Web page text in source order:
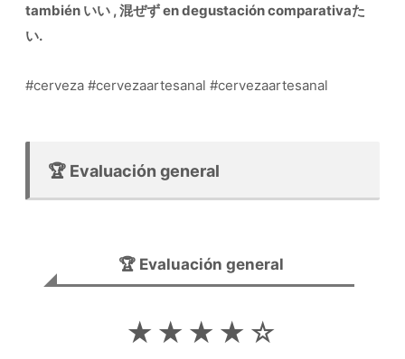
también いい , 混ぜず en degustación comparativaた
い.
#cerveza #cervezaartesanal #cervezaartesanal
🏆 Evaluación general
🏆 Evaluación general
★★★★☆